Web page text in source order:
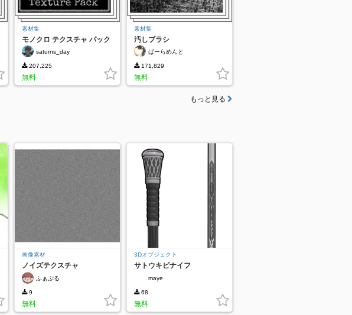
素材集
モノクロ テクスチャ パック
の更新saturns_day
207,225
無料
素材集
汚しブラシ
ぱーらめんと
171,829
無料
もっと見る
画像素材
ノイズテクスチャ
ふぁぷる
9
無料
3Dオブジェクト
サトウキビナイフ
maye
68
無料